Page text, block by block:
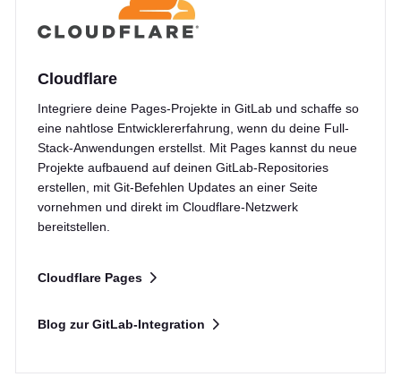
Cloudflare
Integriere deine Pages-Projekte in GitLab und schaffe so
eine nahtlose Entwicklererfahrung, wenn du deine Full-
Stack-Anwendungen erstellst. Mit Pages kannst du neue
Projekte aufbauend auf deinen GitLab-Repositories
erstellen, mit Git-Befehlen Updates an einer Seite
vornehmen und direkt im Cloudflare-Netzwerk
bereitstellen.
Blog zur GitLab-Integration
Cloudflare Pages